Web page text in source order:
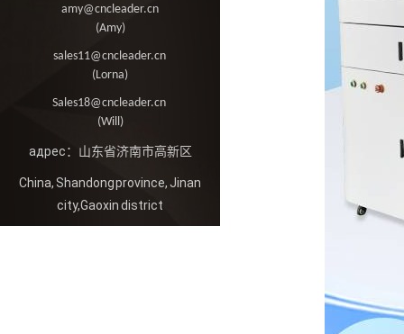
amy@cncleader.cn
(Amy)
sales11@cncleader.cn
(Lorna)
Sales18@cncleader.cn
(Will)
адрес：山东省济南市高新区
China, Shandong province, Jinan
city,Gaoxin district